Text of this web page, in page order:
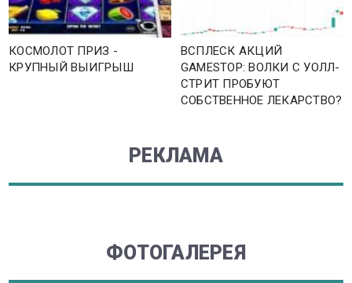
КОСМОЛОТ ПРИЗ -
КРУПНЫЙ ВЫИГРЫШ
ВСПЛЕСК АКЦИЙ
GAMESTOP: ВОЛКИ С УОЛЛ-
СТРИТ ПРОБУЮТ
СОБСТВЕННОЕ ЛЕКАРСТВО?
РЕКЛАМА
ФОТОГАЛЕРЕЯ